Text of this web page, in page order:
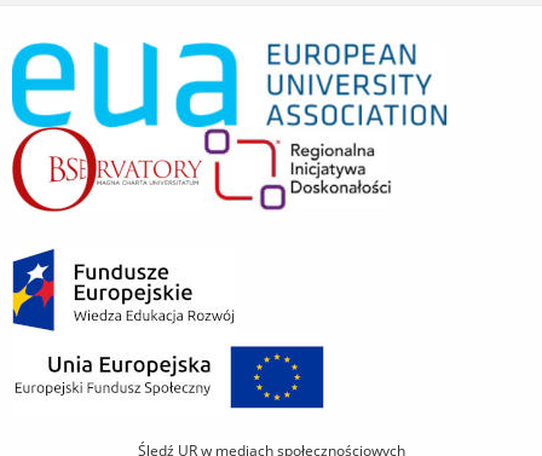
Śledź UR w mediach społecznościowych